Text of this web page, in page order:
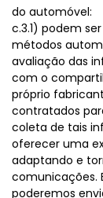
do automóvel:
c.3.1) podem
métodos
avaliação das
com o
próprio
contratados
coleta de tais
oferecer uma
adaptando e
comunicações.
poderemos